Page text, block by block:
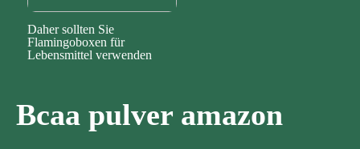
Daher sollten Sie
Flamingoboxen für
Lebensmittel verwenden
Bcaa pulver amazon